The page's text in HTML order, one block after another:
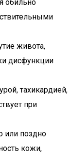
обильно
живота,
дисфункции
тахикардией,
при
или поздно
кожи,